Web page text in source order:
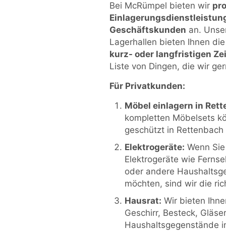
Bei McRümpel bieten wir
Geschäftskunden an.
Lagerhallen bieten Ihnen
kurz- oder langfristigen
Liste von Dingen, die wir
Für Privatkunden:
Möbel einlagern in
kompletten Möbelsets
geschützt in
Elektrogeräte: Wenn
Elektrogeräte wie
oder andere
möchten, sind wir die
Hausrat: Wir bieten
Geschirr, Besteck,
Haushaltsgegenstände